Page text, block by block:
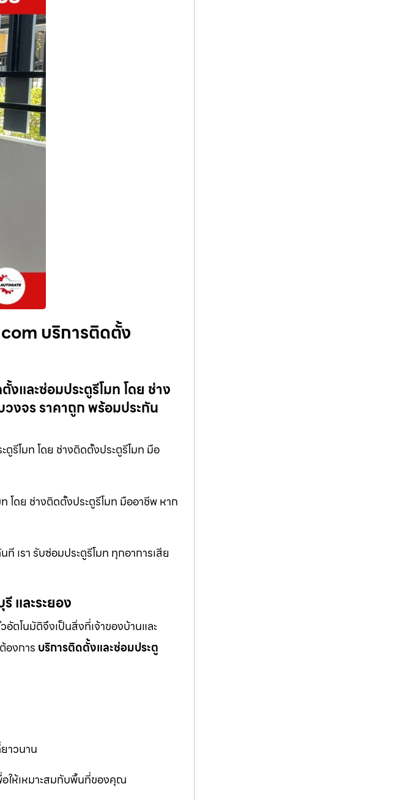
บริการติดตั้ง
และซ่อมประตูรีโมท โดย ช่าง
งจร ราคาถูก พร้อมประกัน
รีโมท โดย ช่างติดตั้งประตูรีโมท มือ
โดย ช่างติดตั้งประตูรีโมท มืออาชีพ หาก
เรา รับซ่อมประตูรีโมท ทุกอาการเสีย
และระยอง
ตโนมัติจึงเป็นสิ่งที่เจ้าของบ้านและ
องการ บริการติดตั้งและซ่อมประตู
าวนาน
อให้เหมาะสมกับพื้นที่ของคุณ